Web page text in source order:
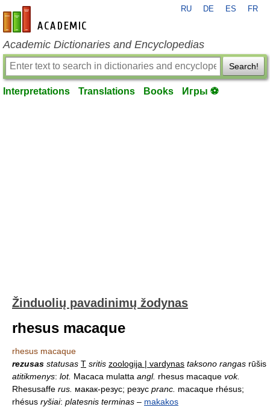
en-academic.com
RU DE ES FR
Academic Dictionaries and Encyclopedias
Search!
Interpretations Translations Books Игры ⚽
Žinduolių pavadinimų žodynas
rhesus macaque
rhesus macaque
rezusas statusas T sritis zoologija | vardynas taksono rangas rūšis
atitikmenys: lot. Macaca mulatta angl. rhesus macaque vok.
Rhesusaffe rus. макак-резус; резус pranc. macaque rhésus;
rhésus ryšiai: platesnis terminas – makakos